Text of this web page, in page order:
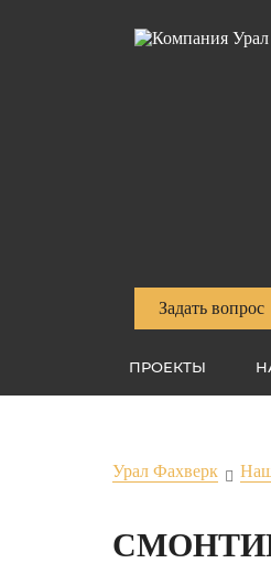
Задать вопрос
ПРОЕКТЫ
Урал Фахверк